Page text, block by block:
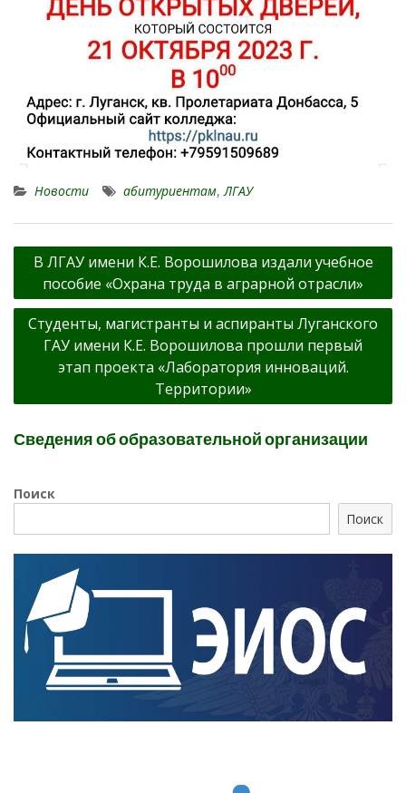
Новости абитуриентам, ЛГАУ
Навигация
записям
В ЛГАУ имени К.Е. Ворошилова издали учебное
пособие «Охрана труда в аграрной отрасли»
Студенты, магистранты и аспиранты Луганского
ГАУ имени К.Е. Ворошилова прошли первый
этап проекта «Лаборатория инноваций.
Территории»
Сведения об образовательной организации
Поиск
Поиск